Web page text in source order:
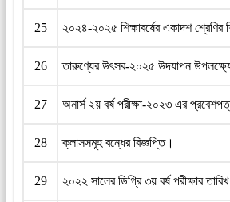
25 ২০২৪-২০২৫ শিক্ষাবর্ষের একাদশ শ্রেণির
26 তারুণ্যের উৎসব-২০২৫ উদযাপন
27 অনার্স ২য় বর্ষ পরীক্ষা-২০২৩ এর
28 ক্লাসসমূহ বন্ধের বিজ্ঞপ্তি।
29 ২০২২ সালের ডিগ্রি ৩য় বর্ষ পরীক্ষার